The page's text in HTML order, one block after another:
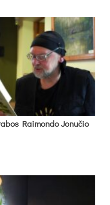
Rai­mon­do Jo­nu­čio